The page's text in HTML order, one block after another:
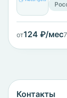
от124 ₽/мес
Контакты